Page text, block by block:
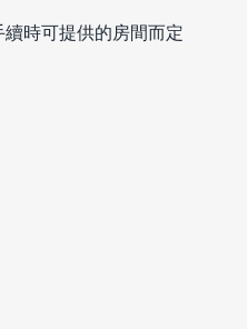
時可提供的房間而定